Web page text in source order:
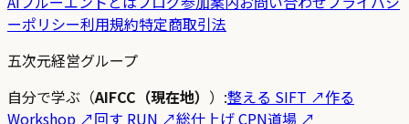
ーポリシー利用規約特定商取引法
五次元経営グループ
自分で学ぶ（AIFCC（現在地） ）:整える SIFT ↗作る
Workshop ↗回す RUN ↗総仕上げ CPN道場 ↗